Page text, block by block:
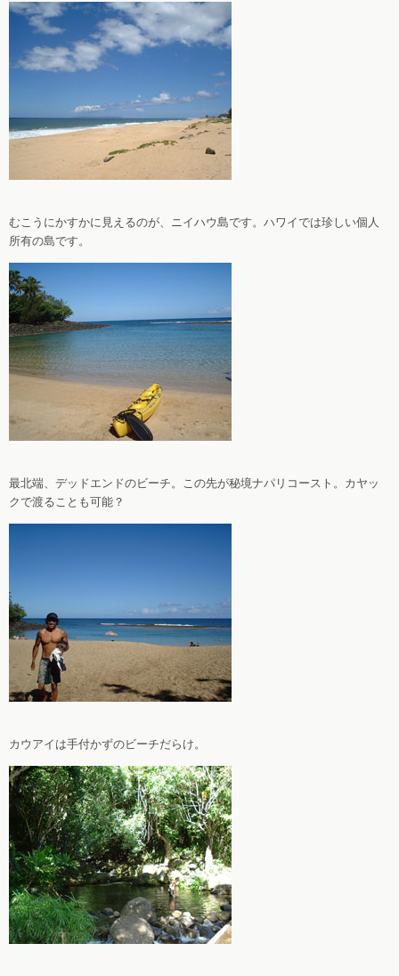
むこうにかすかに見えるのが、ニイハウ島です。ハワイでは珍しい個人
所有の島です。
最北端、デッドエンドのビーチ。この先が秘境ナパリコースト。カヤッ
クで渡ることも可能？
カウアイは手付かずのビーチだらけ。